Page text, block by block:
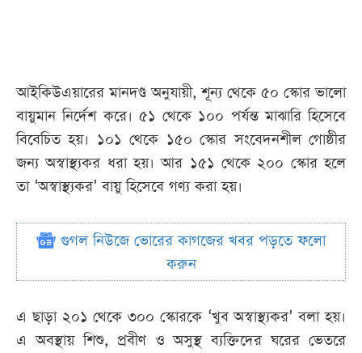
আইকিউএয়ারের মানদণ্ড অনুযায়ী, শূন্য থেকে ৫০ স্কোর ভালো
বায়ুমান নির্দেশ করে। ৫১ থেকে ১০০ পর্যন্ত মাঝারি হিসেবে
বিবেচিত হয়। ১০১ থেকে ১৫০ স্কোর সংবেদনশীল গোষ্ঠীর
জন্য অস্বাস্থ্যকর ধরা হয়। আর ১৫১ থেকে ২০০ স্কোর হলে
তা ‘অস্বাস্থ্যকর’ বায়ু হিসেবে গণ্য করা হয়।
গুগল নিউজে ভোরের কাগজের খবর পড়তে ফলো
করুন
এ ছাড়া ২০১ থেকে ৩০০ স্কোরকে ‘খুব অস্বাস্থ্যকর’ বলা হয়।
এ অবস্থায় শিশু, প্রবীণ ও অসুস্থ ব্যক্তিদের ঘরের ভেতরে